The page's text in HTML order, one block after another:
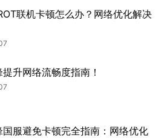
联机卡顿怎么办？网络优化解决
升网络流畅度指南！
国服避免卡顿完全指南：网络优化